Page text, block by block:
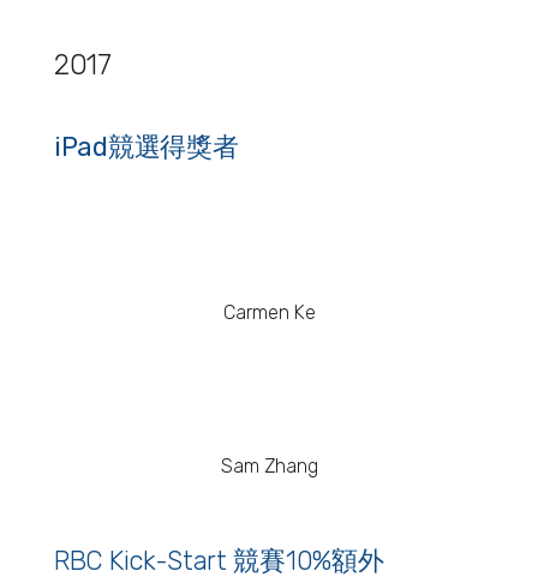
2017
iPad競選得獎者
Carmen Ke
Sam Zhang
RBC Kick-Start 競賽10%額外